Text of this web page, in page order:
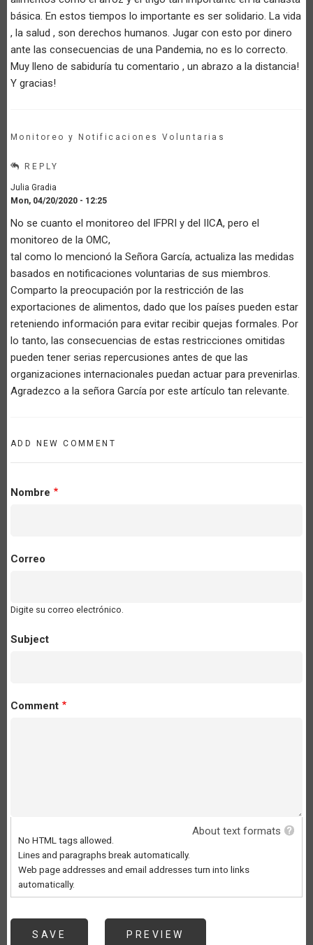
básica. En estos tiempos lo importante es ser solidario. La vida
, la salud , son derechos humanos. Jugar con esto por dinero
ante las consecuencias de una Pandemia, no es lo correcto.
Muy lleno de sabiduría tu comentario , un abrazo a la distancia!
Y gracias!
Monitoreo y Notificaciones Voluntarias
REPLY
Julia Gradia
Mon, 04/20/2020 - 12:25
No se cuanto el monitoreo del IFPRI y del IICA, pero el
monitoreo de la OMC,
tal como lo mencionó la Señora García, actualiza las medidas
basados en notificaciones voluntarias de sus miembros.
Comparto la preocupación por la restricción de las
exportaciones de alimentos, dado que los países pueden estar
reteniendo información para evitar recibir quejas formales. Por
lo tanto, las consecuencias de estas restricciones omitidas
pueden tener serias repercusiones antes de que las
organizaciones internacionales puedan actuar para prevenirlas.
Agradezco a la señora García por este artículo tan relevante.
ADD NEW COMMENT
Nombre
Correo
Digite su correo electrónico.
Subject
Comment
About text formats
No HTML tags allowed.
Lines and paragraphs break automatically.
Web page addresses and email addresses turn into links
automatically.